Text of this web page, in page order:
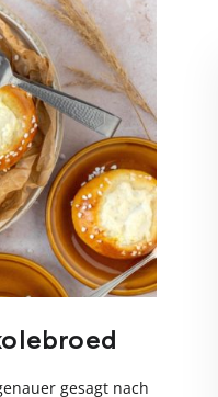
gesagt nach